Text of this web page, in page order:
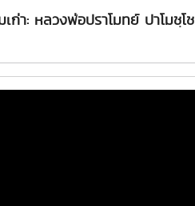
เก่า: หลวงพ่อปราโมทย์ ปาโมชฺ